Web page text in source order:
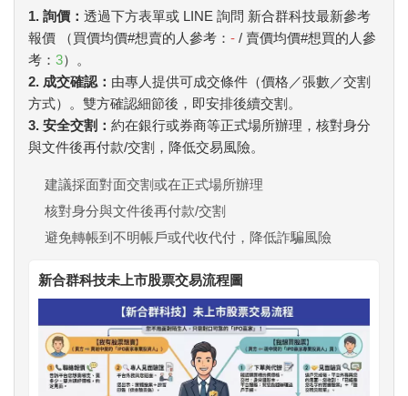
1. 詢價： 透過下方表單或 LINE 詢問 新合群科技最新參考
報價 （買價均價#想賣的人參考： - / 賣價均價#想買的人參
考： 3）。
2. 成交確認： 由專人提供可成交條件（價格／張數／交割
方式）。雙方確認細節後，即安排後續交割。
3. 安全交割： 約在銀行或券商等正式場所辦理，核對身分
與文件後再付款/交割，降低交易風險。
建議採面對面交割或在正式場所辦理
核對身分與文件後再付款/交割
避免轉帳到不明帳戶或代收代付，降低詐騙風險
新合群科技未上市股票交易流程圖